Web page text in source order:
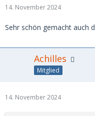
14. November 2024
Sehr schön gemacht auch
Achilles
Mitglied
14. November 2024